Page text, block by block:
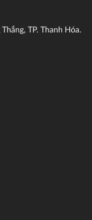
TP. Thanh Hóa.